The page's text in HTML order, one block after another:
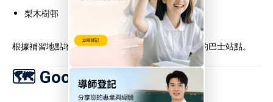
梨木樹邨
根據補習地點地址，可查詢最近港鐵站出口或適合的巴士站點。
🗺️ Google 地圖搜尋連結